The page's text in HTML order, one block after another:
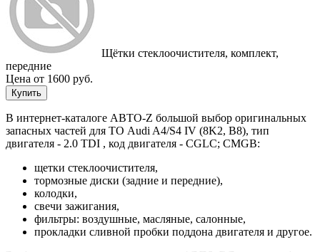
Щётки стеклоочистителя, комплект,
передние
Цена от 1600 руб.
Купить
В интернет-каталоге АВТО-Z большой выбор оригинальных
запасных частей для ТО Audi A4/S4 IV (8K2, B8), тип
двигателя - 2.0 TDI , код двигателя - CGLC; CMGB:
щетки стеклоочистителя,
тормозные диски (задние и передние),
колодки,
свечи зажигания,
фильтры: воздушные, масляные, салонные,
прокладки сливной пробки поддона двигателя и другое.